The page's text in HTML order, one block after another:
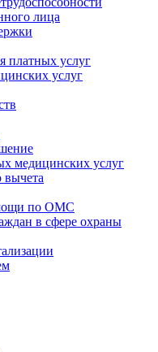
лица
платных услуг
услуг
медицинских услуг
вычета
по ОМС
в сфере охраны